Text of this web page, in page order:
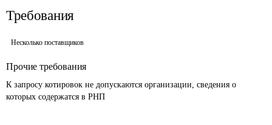
Требования
Несколько поставщиков
Прочие требования
К запросу котировок не допускаются организации, сведения о
которых содержатся в РНП